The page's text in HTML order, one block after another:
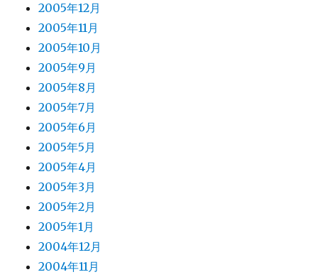
2005年12月
2005年11月
2005年10月
2005年9月
2005年8月
2005年7月
2005年6月
2005年5月
2005年4月
2005年3月
2005年2月
2005年1月
2004年12月
2004年11月